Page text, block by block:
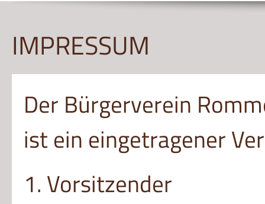
IMPRESSUM
Der Bürgerverein
ist ein eingetragener
1. Vorsitzender